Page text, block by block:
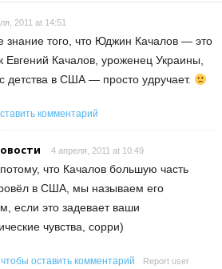
2011 at 14:51
знание того, что Юджин Качалов — это
Евгений Качалов, уроженец Украины,
детства в США — просто удручает.
комментарий
4 апреля, 2011 at 10:49
что Качалов большую часть
в США, мы называем его
если это задевает ваши
чувства, сорри)
оставить комментарий Report user